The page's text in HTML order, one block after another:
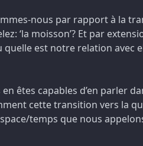
nous par rapport à la
‘la moisson’? Et par
est notre relation avec
êtes capables d’en parler
cette transition vers la
temps que nous